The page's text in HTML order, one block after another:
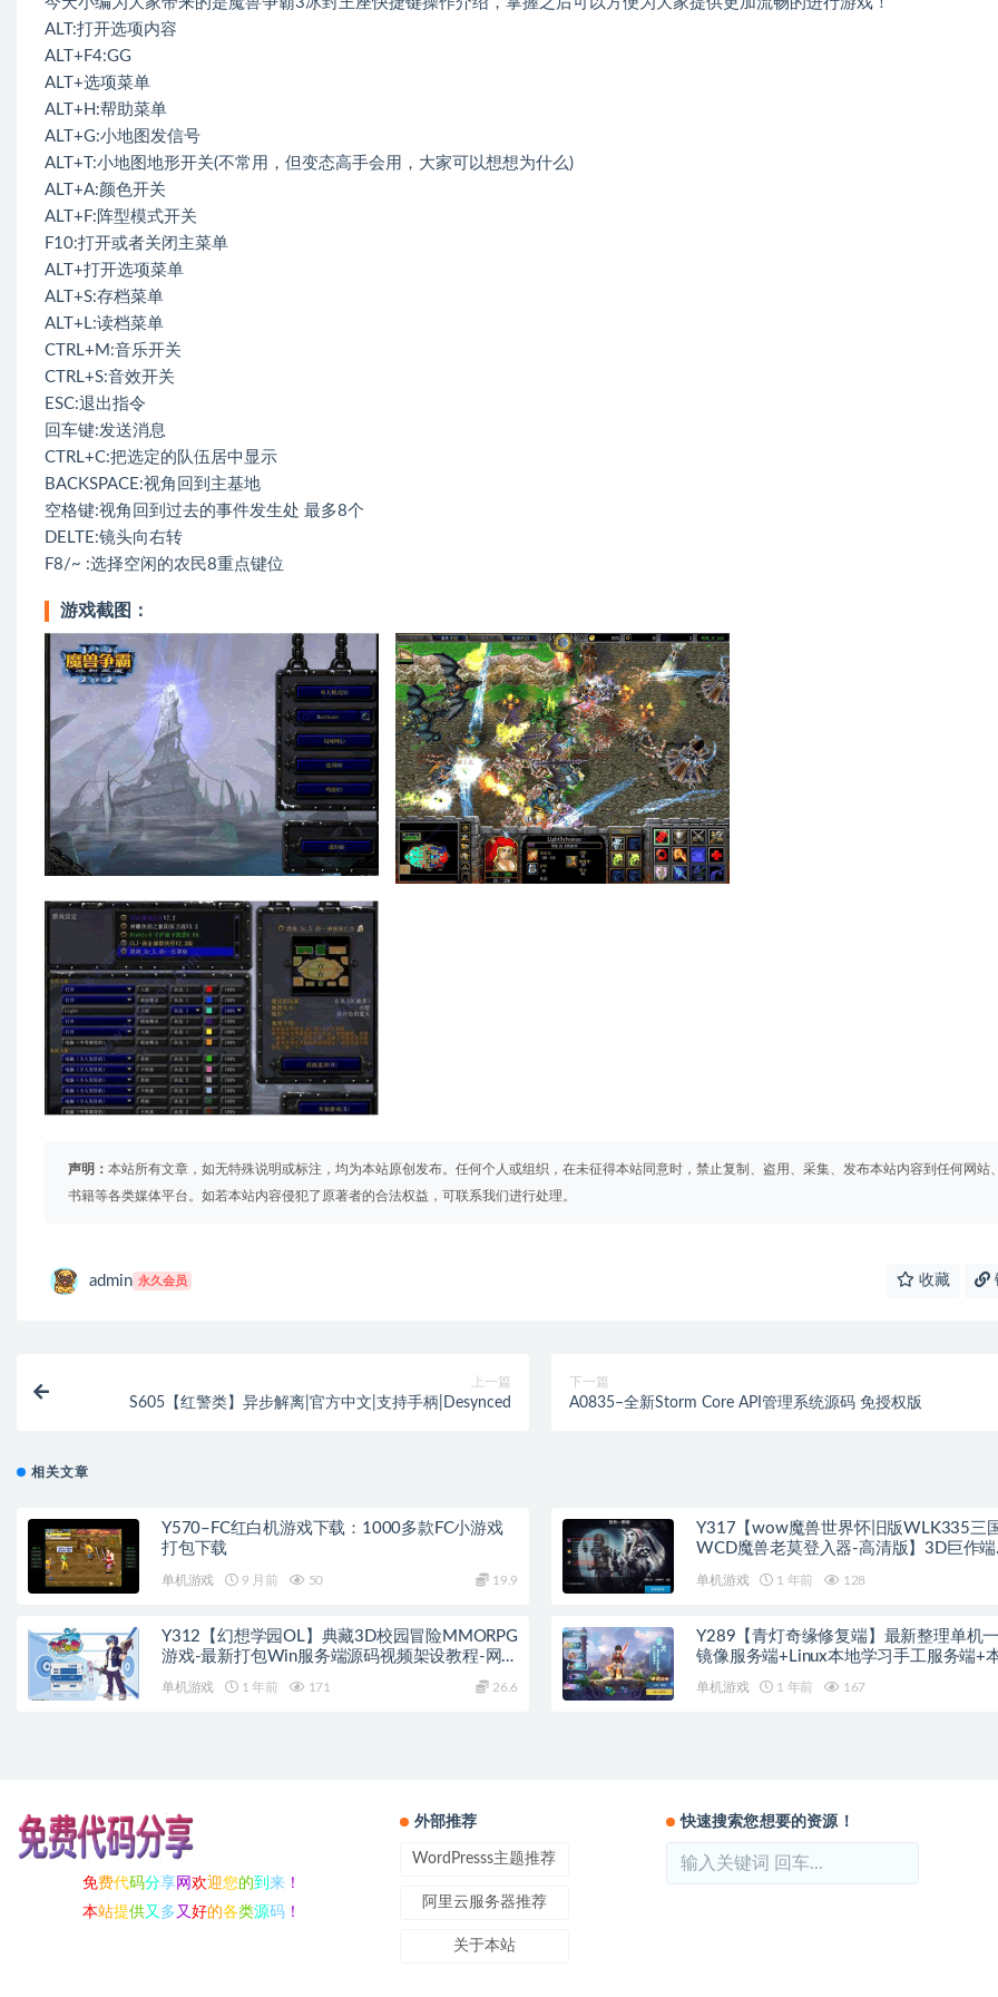
ALT:打开选项内容
ALT+F4:GG
ALT+选项菜单
ALT+H:帮助菜单
ALT+G:小地图发信号
ALT+T:小地图地形开关(不常用，但变态高手会用，大家可以想想为什么)
ALT+A:颜色开关
ALT+F:阵型模式开关
F10:打开或者关闭主菜单
ALT+打开选项菜单
ALT+S:存档菜单
ALT+L:读档菜单
CTRL+M:音乐开关
CTRL+S:音效开关
ESC:退出指令
回车键:发送消息
CTRL+C:把选定的队伍居中显示
BACKSPACE:视角回到主基地
空格键:视角回到过去的事件发生处 最多8个
DELTE:镜头向右转
F8/~ :选择空闲的农民8重点键位
游戏截图：
声明： 本站所有文章，如无特殊说明或标注，均为本站原创发布。任何个人或组织，在未征得本站同意时，禁止复制、盗用、采集、发布本站内容到任何网站
书籍等各类媒体平台。如若本站内容侵犯了原著者的合法权益，可联系我们进行处理。
admin 永久会员 收藏
上一篇
S605【红警类】异步解离|官方中文|支持手柄|Desynced
下一篇
A0835–全新Storm Core API管理系统源码 免授权版
相关文章
Y570–FC红白机游戏下载：1000多款FC小游戏
打包下载
单机游戏 9 月前 50 19.9
Y317【wow魔兽世界怀旧版WLK335三
WCD魔兽老莫登入器-高清版】3D巨作端
程-网页注册-物品ID-GM指令教程-完整
单机游戏 1 年前 128
Y312【幻想学园OL】典藏3D校园冒险MMORPG
游戏-最新打包Win服务端源码视频架设教程-网页
单机游戏 1 年前 171 26.6
Y289【青灯奇缘修复端】最新整理单机
镜像服务端+Linux本地学习手工服务端+
单机游戏 1 年前 167
免费代码分享网 欢迎您的到 来！
本站提供又 多 又好的各类源码！
外部推荐
WordPresss主题推荐
阿里云服务器推荐
关于本站
快速搜索您想要的资源！